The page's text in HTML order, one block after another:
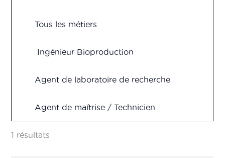
Market Access
Marketing & Vente
Vigilance
Tous les métiers
Ingénieur Bioproduction
Agent de laboratoire de recherche
Agent de maîtrise / Technicien
Supérieur fabrication, production,
contrôle qualité, R&D
1 résultats